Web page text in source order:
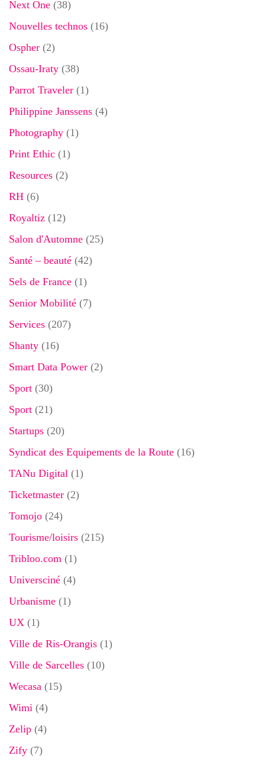
Next One (38)
Nouvelles technos (16)
Ospher (2)
Ossau-Iraty (38)
Parrot Traveler (1)
Philippine Janssens (4)
Photography (1)
Print Ethic (1)
Resources (2)
RH (6)
Royaltiz (12)
Salon d'Automne (25)
Santé – beauté (42)
Sels de France (1)
Senior Mobilité (7)
Services (207)
Shanty (16)
Smart Data Power (2)
Sport (30)
Sport (21)
Startups (20)
Syndicat des Equipements de la Route (16)
TANu Digital (1)
Ticketmaster (2)
Tomojo (24)
Tourisme/loisirs (215)
Tribloo.com (1)
Universciné (4)
Urbanisme (1)
UX (1)
Ville de Ris-Orangis (1)
Ville de Sarcelles (10)
Wecasa (15)
Wimi (4)
Zelip (4)
Zify (7)